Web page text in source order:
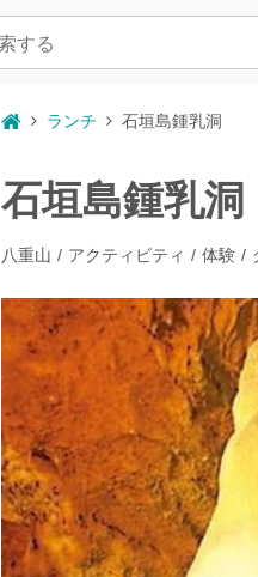
ランチ 石垣島鍾乳洞
石垣島鍾乳洞
八重山 アクティビティ 体験